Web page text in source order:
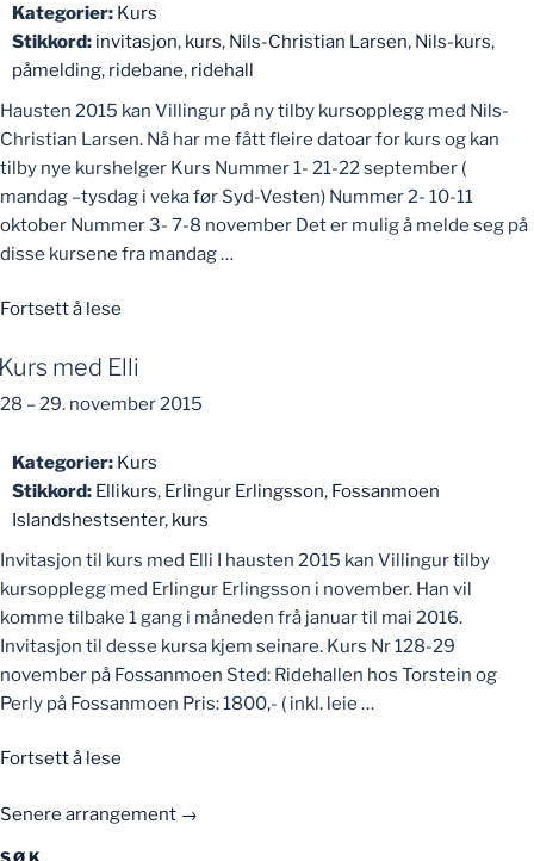
Kategorier: Kurs
Stikkord: invitasjon, kurs, Nils-Christian Larsen, Nils-kurs,
påmelding, ridebane, ridehall
Hausten 2015 kan Villingur på ny tilby kursopplegg med Nils-
Christian Larsen. Nå har me fått fleire datoar for kurs og kan
tilby nye kurshelger Kurs Nummer 1- 21-22 september (
mandag –tysdag i veka før Syd-Vesten) Nummer 2- 10-11
oktober Nummer 3- 7-8 november Det er mulig å melde seg på
disse kursene fra mandag …
Fortsett å lese
Nils-
Christian»
med Elli
28 – 29. november 2015
Kategorier: Kurs
Stikkord: Ellikurs, Erlingur Erlingsson, Fossanmoen
Islandshestsenter, kurs
Invitasjon til kurs med Elli I hausten 2015 kan Villingur tilby
kursopplegg med Erlingur Erlingsson i november. Han vil
komme tilbake 1 gang i måneden frå januar til mai 2016.
Invitasjon til desse kursa kjem seinare. Kurs Nr 128-29
november på Fossanmoen Sted: Ridehallen hos Torstein og
Perly på Fossanmoen Pris: 1800,- ( inkl. leie …
Fortsett å lese
Elli»
Senere arrangement →
SØK